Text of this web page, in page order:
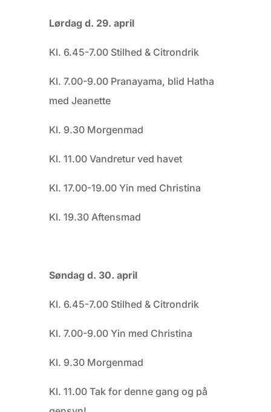
Lørdag d. 29. april
Kl. 6.45-7.00 Stilhed & Citrondrik
Kl. 7.00-9.00 Pranayama, blid Hatha
med Jeanette
Kl. 9.30 Morgenmad
Kl. 11.00 Vandretur ved havet
Kl. 17.00-19.00 Yin med Christina
Kl. 19.30 Aftensmad
Søndag d. 30. april
Kl. 6.45-7.00 Stilhed & Citrondrik
Kl. 7.00-9.00 Yin med Christina
Kl. 9.30 Morgenmad
Kl. 11.00 Tak for denne gang og på